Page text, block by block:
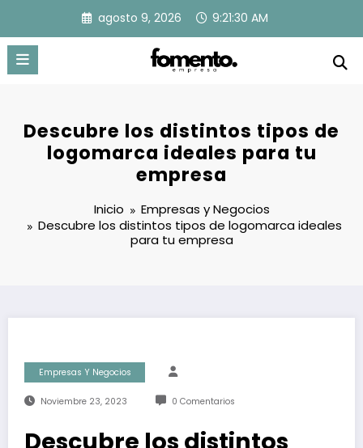
contenido
agosto 9, 2026 9:21:30 AM
Descubre los distintos tipos de
logomarca ideales para tu
empresa
Inicio
Empresas y Negocios
Descubre los distintos tipos de logomarca ideales
para tu empresa
Empresas Y Negocios
Noviembre 23, 2023 0 Comentarios